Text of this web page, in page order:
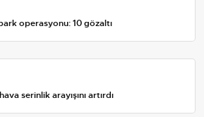
operasyonu: 10 gözaltı
serinlik arayışını artırdı